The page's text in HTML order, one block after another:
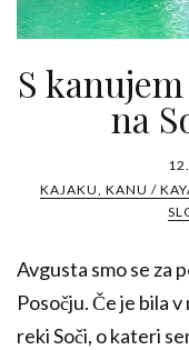
S
na
KAJAKU, KANU /
Avgusta smo se za
Posočju. Če je bila
reki Soči, o kateri